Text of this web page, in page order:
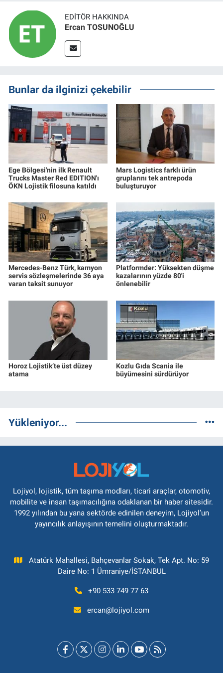
EDITÖR HAKKINDA
Ercan TOSUNOĞLU
Bunlar da ilginizi çekebilir
Ege Bölgesi'nin ilk Renault
Trucks Master Red EDITION'ı
ÖKN Lojistik filosuna katıldı
Mars Logistics farklı ürün
gruplarını tek antrepoda
buluşturuyor
Mercedes-Benz Türk, kamyon
servis sözleşmelerinde 36 aya
varan taksit sunuyor
Platformder: Yüksekten düşme
kazalarının yüzde 80'i
önlenebilir
Horoz Lojistik’te üst düzey
atama
Kozlu Gıda Scania ile
büyümesini sürdürüyor
Yükleniyor...
Lojiyol, lojistik, tüm taşıma modları, ticari araçlar, otomotiv,
mobilite ve insan taşımacılığına odaklanan bir haber sitesidir.
1992 yılından bu yana sektörde edinilen deneyim, Lojiyol’un
yayıncılık anlayışının temelini oluşturmaktadır.
Atatürk Mahallesi, Bahçevanlar Sokak, Tek Apt. No: 59
Daire No: 1 Ümraniye/İSTANBUL
+90 533 749 77 63
ercan@lojiyol.com